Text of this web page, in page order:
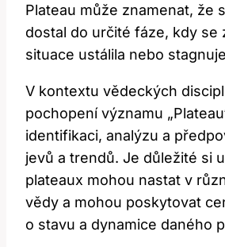
⁢Plateau může znamenat, že
dostal ‍do⁣ určité fáze, kdy se
situace ustálila nebo
V kontextu vědeckých
pochopení významu
identifikaci,‌ analýzu a
jevů a trendů. Je důležité si
plateaux mohou nastat⁢ v
vědy a ‍mohou⁢ poskytovat
o stavu a dynamice daného